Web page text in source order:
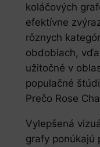
koláčových
efektívne
rôznych
obdobiach,
užitočné v
populačné
Prečo Rose
Vylepšená
grafy ponúkajú